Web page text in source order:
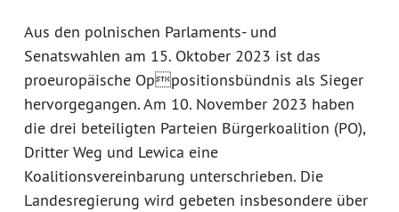
Aus den polnischen Parlaments- und
Senatswahlen am 15. Oktober 2023 ist das
proeuropäische Oppositionsbündnis als Sieger
hervorgegangen. Am 10. November 2023 haben
die drei beteiligten Parteien Bürgerkoalition (PO),
Dritter Weg und Lewica eine
Koalitionsvereinbarung unterschrieben. Die
Landesregierung wird gebeten insbesondere über